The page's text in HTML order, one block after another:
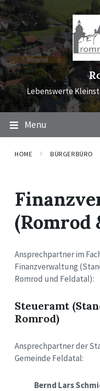
Skip
to
content
Skip
to
main
navigation
Skip
to
footer
Lebenswerte
Menu
HOME BÜRGERBÜRO
(Romrod
Ansprechpartner im
Finanzverwaltung
Romrod und Feldatal):
Steueramt
Romrod)
Ansprechpartner der
Gemeinde Feldatal:
Bernd Lars